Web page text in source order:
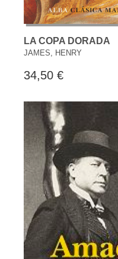
LA COPA DORADA
JAMES, HENRY
34,50 €